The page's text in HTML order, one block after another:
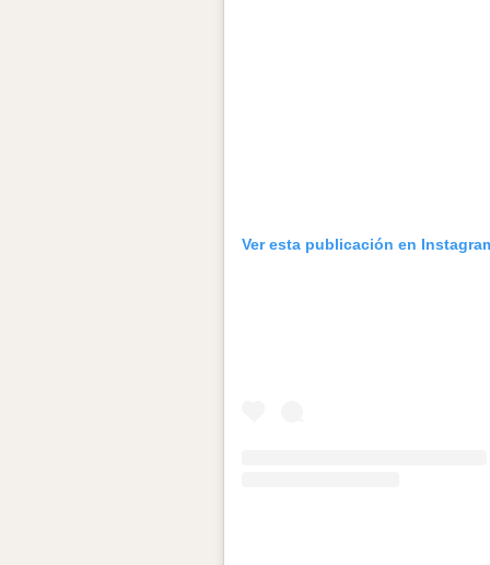
Ver esta publicación en